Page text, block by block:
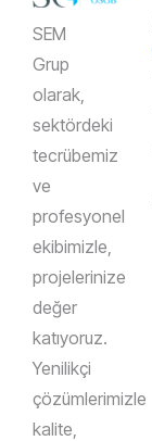
SEM
Grup
olarak,
sektördeki
tecrübemiz
ve
profesyonel
ekibimizle,
projelerinize
değer
katıyoruz.
Yenilikçi
çözümlerimizle
kalite,